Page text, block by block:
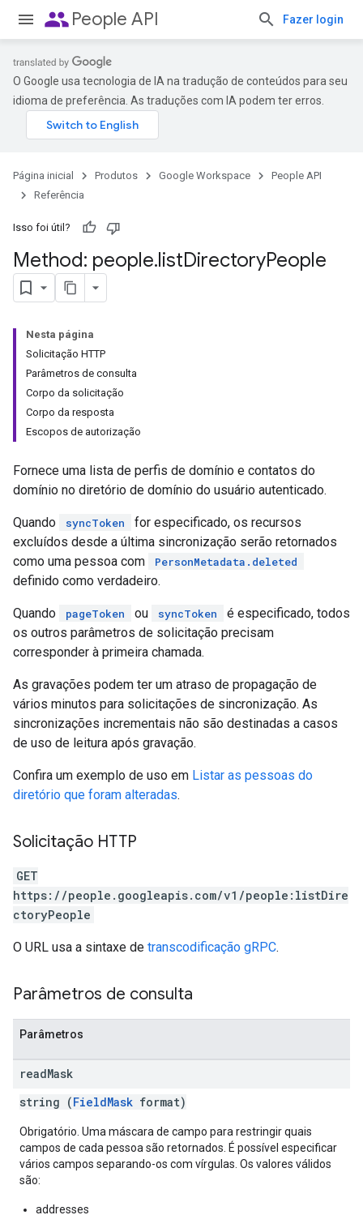
peoplePeople API Fazer login
O Google usa tecnologia de IA na tradução de conteúdos para seu
idioma de preferência. As traduções com IA podem ter erros.
Página inicial Produtos Google Workspace
People API
Referência
Isso foi útil?
Method: people.listDirectoryPeople
Nesta página
Solicitação HTTP
Parâmetros de consulta
Corpo da solicitação
Corpo da resposta
Escopos de autorização
Fornece uma lista de perfis de domínio e contatos do
domínio no diretório de domínio do usuário autenticado.
Quando syncToken
for especificado, os recursos
excluídos desde a última sincronização serão retornados
como uma pessoa com
PersonMetadata.deleted
definido como verdadeiro.
Quando pageToken ou syncToken
é especificado, todos
os outros parâmetros de solicitação precisam
corresponder à primeira chamada.
As gravações podem ter um atraso de propagação de
vários minutos para solicitações de sincronização. As
sincronizações incrementais não são destinadas a casos
de uso de leitura após gravação.
Confira um exemplo de uso em Listar as pessoas do
diretório que foram alteradas.
Solicitação HTTP
GET
https://people.googleapis.com/v1/people:listDire
ctoryPeople
O URL usa a sintaxe de transcodificação gRPC.
Parâmetros de consulta
Parâmetros
readMask
string (FieldMask format)
Obrigatório. Uma máscara de campo para restringir quais
campos de cada pessoa são retornados. É possível especificar
vários campos separando-os com vírgulas. Os valores válidos
são:
addresses